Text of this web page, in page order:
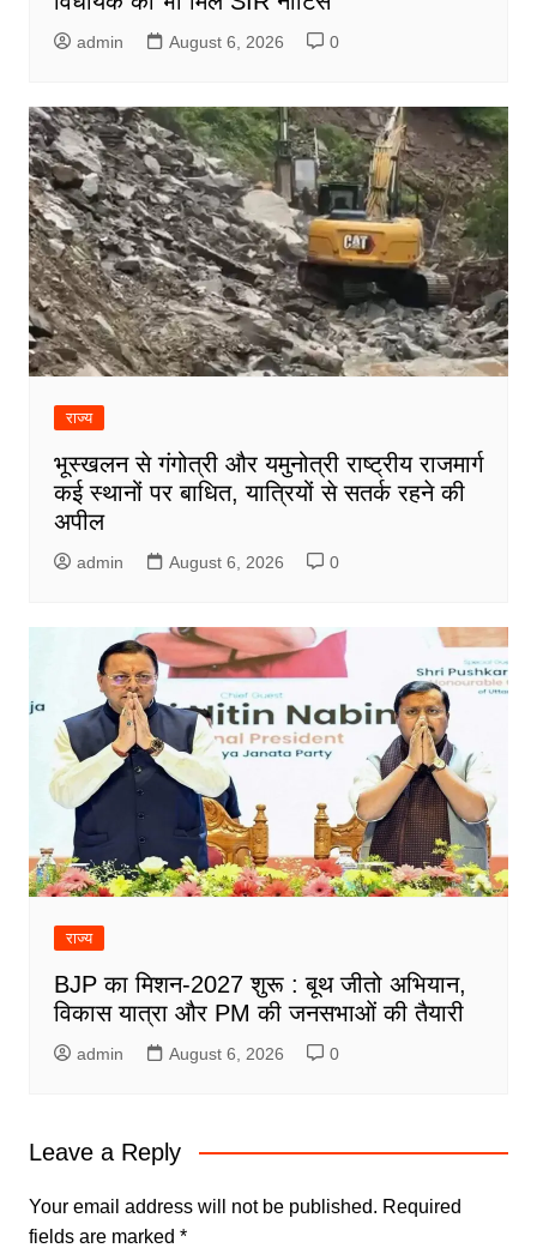
admin August 6, 2026 0
राज्य
भूस्खलन से गंगोत्री और यमुनोत्री राष्ट्रीय राजमार्ग
कई स्थानों पर बाधित, यात्रियों से सतर्क रहने की
अपील
admin August 6, 2026 0
राज्य
BJP का मिशन-2027 शुरू : बूथ जीतो अभियान,
विकास यात्रा और PM की जनसभाओं की तैयारी
admin August 6, 2026 0
Leave a Reply
Your email address will not be published. Required
fields are marked *